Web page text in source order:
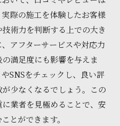
際の施工を体験したお客様
術力を判断する上での大き
アフターサービスや対応力
満足度にも影響を与えま
SNSをチェックし、良い評
少なくなるでしょう。この
業者を見極めることで、安
とができます。